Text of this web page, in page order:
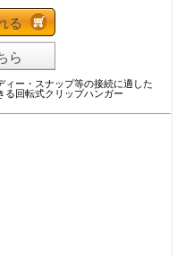
る
ら
ー・スナップ等の接続に適した
る回転式クリップハンガー